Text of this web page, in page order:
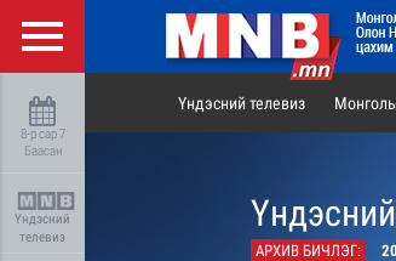
8-р сар 7
Баасан
Үндэсний
телевиз
Үндэсний телевиз
АРХИВ БИЧЛЭГ: